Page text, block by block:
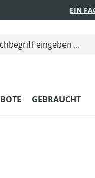
EIN
GEBRAUCHT